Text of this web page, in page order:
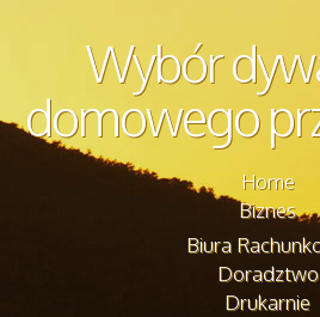
Wybór
domowego
Home
Biznes
Biura
Doradztwo
Drukarnie